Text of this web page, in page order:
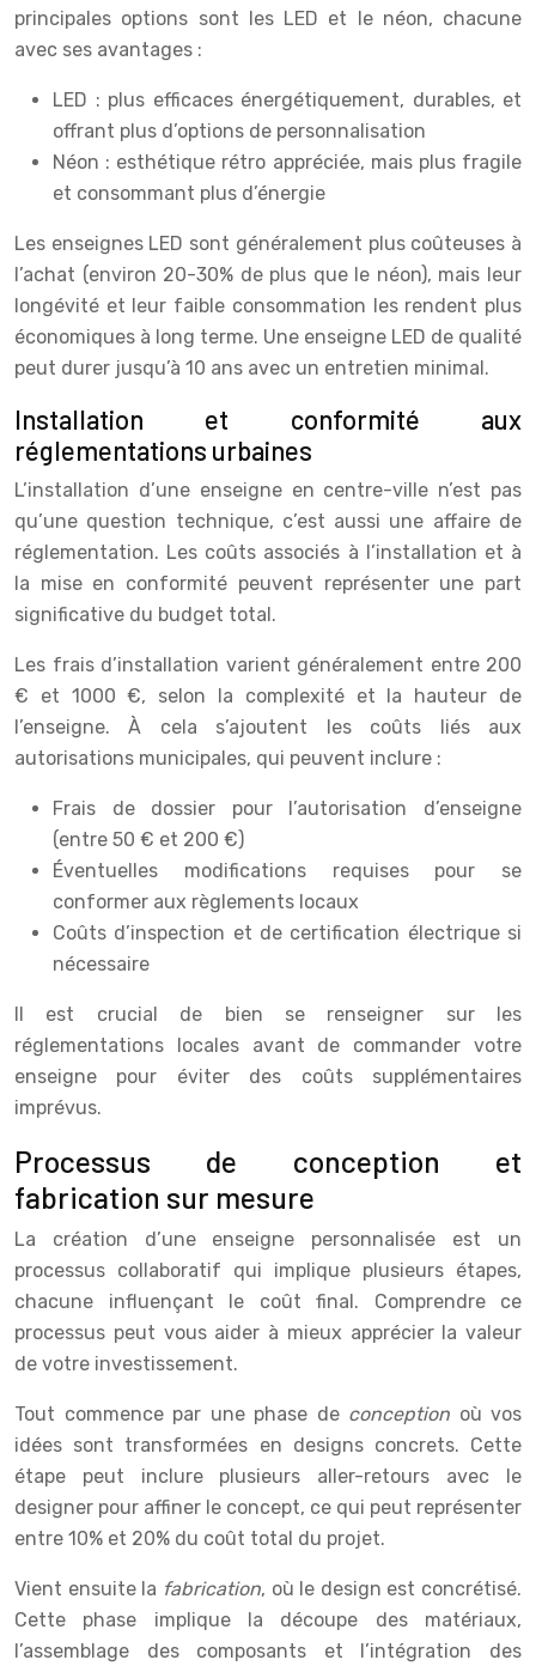
principales options sont les LED et le néon, chacune
avec ses avantages :
LED : plus efficaces énergétiquement, durables, et
offrant plus d’options de personnalisation
Néon : esthétique rétro appréciée, mais plus fragile
et consommant plus d’énergie
Les enseignes LED sont généralement plus coûteuses à
l’achat (environ 20-30% de plus que le néon), mais leur
longévité et leur faible consommation les rendent plus
économiques à long terme. Une enseigne LED de qualité
peut durer jusqu’à 10 ans avec un entretien minimal.
Installation et conformité aux
réglementations urbaines
L’installation d’une enseigne en centre-ville n’est pas
qu’une question technique, c’est aussi une affaire de
réglementation. Les coûts associés à l’installation et à
la mise en conformité peuvent représenter une part
significative du budget total.
Les frais d’installation varient généralement entre 200
€ et 1000 €, selon la complexité et la hauteur de
l’enseigne. À cela s’ajoutent les coûts liés aux
autorisations municipales, qui peuvent inclure :
Frais de dossier pour l’autorisation d’enseigne
(entre 50 € et 200 €)
Éventuelles modifications requises pour se
conformer aux règlements locaux
Coûts d’inspection et de certification électrique si
nécessaire
Il est crucial de bien se renseigner sur les
réglementations locales avant de commander votre
enseigne pour éviter des coûts supplémentaires
imprévus.
Processus de conception et
fabrication sur mesure
La création d’une enseigne personnalisée est un
processus collaboratif qui implique plusieurs étapes,
chacune influençant le coût final. Comprendre ce
processus peut vous aider à mieux apprécier la valeur
de votre investissement.
Tout commence par une phase de conception où vos
idées sont transformées en designs concrets. Cette
étape peut inclure plusieurs aller-retours avec le
designer pour affiner le concept, ce qui peut représenter
entre 10% et 20% du coût total du projet.
Vient ensuite la fabrication, où le design est concrétisé.
Cette phase implique la découpe des matériaux,
l’assemblage des composants et l’intégration des